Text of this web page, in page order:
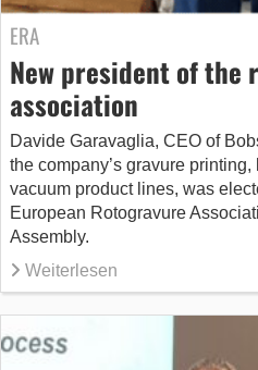
ERA
New president of the
association
Davide Garavaglia, CEO of
the company’s gravure
vacuum product lines, was
European Rotogravure
Assembly.
Weiterlesen